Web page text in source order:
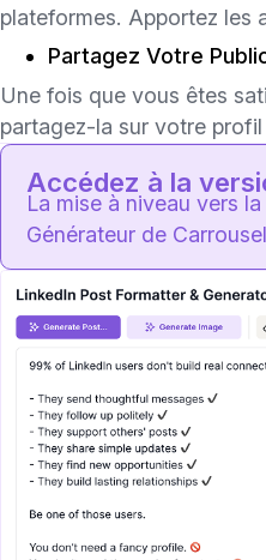
plateformes. Apportez les
Partagez Votre
Une fois que vous êtes
partagez-la sur votre profil
Accédez à la
La mise à niveau vers
Générateur de